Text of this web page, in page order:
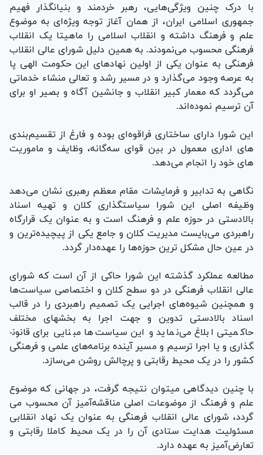
با درک چنین ویژگی­‌هایی، رهبر خردمند و بنیان­گذار فهیم
جمهوری اسلامی ایران، از همان آغاز توجه ویژه­‌ای به موضوع
علم و فرهنگ داشته و انقلاب اسلامی را ماهیتا یک انقلاب
فرهنگی محسوب می­‌نمودند. به همین دلیل شورای عالی انقلاب
فرهنگی به عنوان یکی از اولین نهادهای این حکومت الهی پا
به عرصه وجود می­‌گذارد و در مسیر رشد و تعالی منشاء خدماتی
می­‌گردد که معمار کبیر انقلاب و جانشین آگاه و بصیر او برای
آن ترسیم نموده­‌اند.
این شورا دارای ساختاری فراقوه­‌ای بوده و فارغ از تقسیم­‌بندی­‌
های اداری معمول در بین قوای سه­‌گانه، وظایف و ماموریت­‌
های خود را انجام می­‌دهد.
نگاهی به تدابیر و فرمایشات مقام معظم رهبری نشان می­‌دهد
وظیفه اصلی این شورا سیاستگذاری کلان و تهیه اسناد
بالادستی در حوزه علم و فرهنگ است و به عنوان یک قرارگاه
راهبردی می­‌بایست مدیریت کلان و جامع یکی از پیچیده‌­ترین و
در عین حال مشکل ترین حوزه­‌ها را عهده‌­دار گردد.
مطالعه عملکرد گذشته این شورا حاکی از آن است که شورای
عالی انقلاب فرهنگی در دو سطح کلان و اختصاصی سیاست­‌ها
و همچنین شیوه­‌های اجرایی یک تصمیم راهبردی را در قالب
اسناد بالادستی تدوین و جهت اجرا به بخش­های مختلف
حاکمیتی ابلاغ می­‌نماید و این سیاست‌­ها مبنایی برای قانون­
گذاری و یا اجرا ترسیم و مسیر آینده برنامه‌­های علمی و فرهنگی
کشور را در یک محیط رقابتی و پرچالش روشن می­‌سازد.
با چنین دیدگاهی می­توان نتیجه گرفت، در جهانی که موضوع
علم و فرهنگ از موضوعات اصلی مناقشه­‌آمیز آن محسوب می­‌
گردد، شورای عالی انقلاب فرهنگی به عنوان یک نهاد انقلابی
مسئولیت هدایت ستادی آن را در یک محیط کاملا رقابتی و
تعارض‌­آمیز به عهده دارد.